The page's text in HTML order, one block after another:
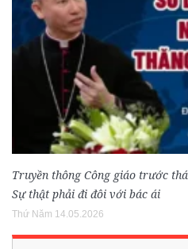
Truyền thông Công giáo trước
Sự thật phải đi đôi với bác ái
Thứ Năm 14.05.2026